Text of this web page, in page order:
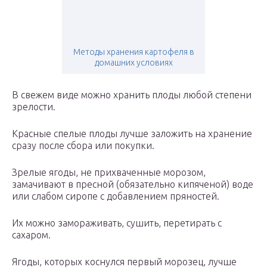
Методы хранения картофеля в
домашних условиях
В свежем виде можно хранить плоды любой степени
зрелости.
Красные спелые плоды лучше заложить на хранение
сразу после сбора или покупки.
Зрелые ягоды, не прихваченные морозом,
замачивают в пресной (обязательно кипяченой) воде
или слабом сиропе с добавлением пряностей.
Их можно замораживать, сушить, перетирать с
сахаром.
Ягоды, которых коснулся первый морозец, лучше